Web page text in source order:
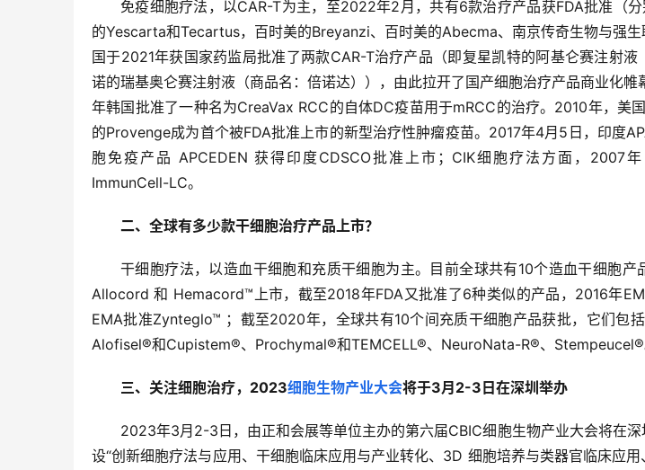
免疫细胞疗法，以CAR-T为主，至2022年2月，共有6款治疗产品获FDA批准（
的Yescarta和Tecartus，百时美的Breyanzi、百时美的Abecma、南京传奇生物与强
国于2021年获国家药监局批准了两款CAR-T治疗产品（即复星凯特的阿基仑赛注射液
诺的瑞基奥仑赛注射液（商品名：倍诺达）），由此拉开了国产细胞治疗产品商业化
年韩国批准了一种名为CreaVax RCC的自体DC疫苗用于mRCC的治疗。2010年，美
的Provenge成为首个被FDA批准上市的新型治疗性肿瘤疫苗。2017年4月5日，印度
胞免疫产品 APCEDEN 获得印度CDSCO批准上市；CIK细胞疗法方面，2007
ImmunCell-LC。
二、 全球有多少款干细胞治疗产品上市？
干细胞疗法，以造血干细胞和充质干细胞为主。目前全球共有10个造血干细胞产
Allocord 和 Hemacord™上市，截至2018年FDA又批准了6种类似的产品，2016年
EMA批准Zynteglo™ ；截至2020年，全球共有10个间充质干细胞产品获批，它们包
Alofisel®和Cupistem®、Prochymal®和TEMCELL®、NeuroNata-R®、Stempeucel®
三、关注细胞治疗，2023细胞生物产业大会将于3月2-3日在深圳举办
2023年3月2-3日，由正和会展等单位主办的第六届CBIC细胞生物产业大会将在
设“创新细胞疗法与应用、干细胞临床应用与产业转化、3D 细胞培养与类器官临床应